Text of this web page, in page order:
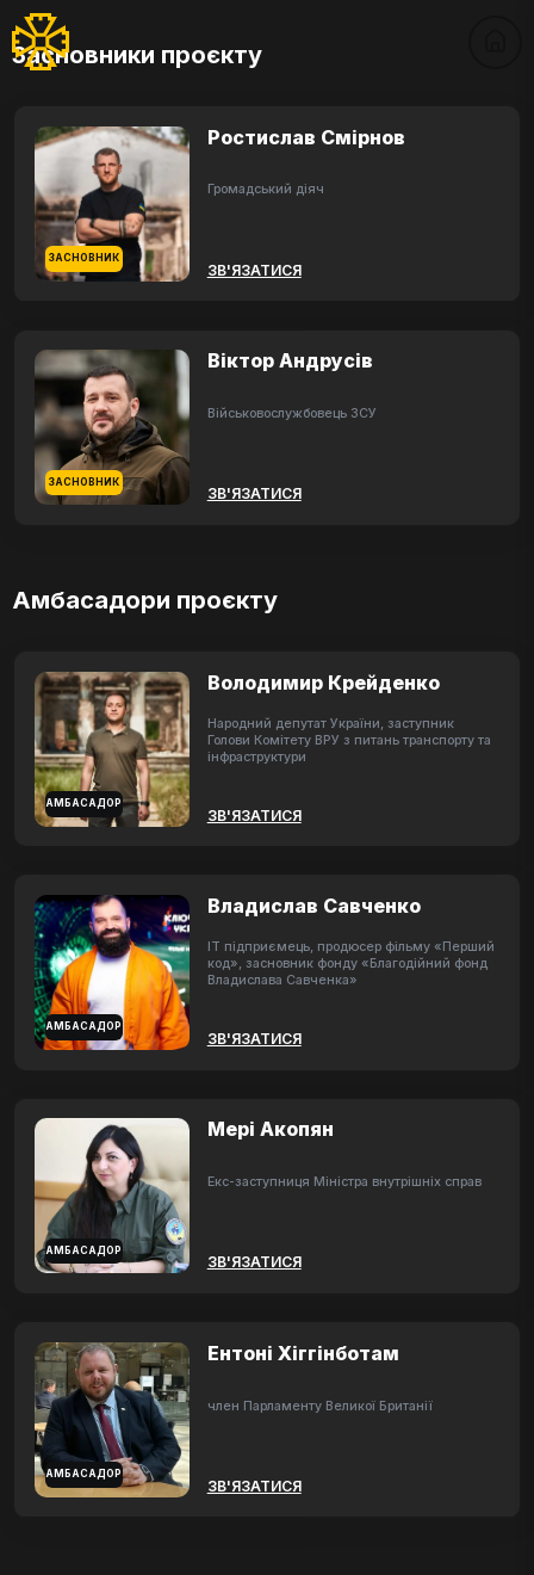
Засновники проєкту
ЗАСНОВНИК
Ростислав Смірнов
Громадський діяч
ЗВ'ЯЗАТИСЯ
ЗАСНОВНИК
Віктор Андрусів
Військовослужбовець ЗСУ
ЗВ'ЯЗАТИСЯ
Амбасадори проєкту
АМБАСАДОР
Володимир Крейденко
Народний депутат України, заступник
Голови Комітету ВРУ з питань транспорту та
інфраструктури
ЗВ'ЯЗАТИСЯ
АМБАСАДОР
Владислав Савченко
ІТ підприємець, продюсер фільму «Перший
код», засновник фонду «Благодійний фонд
Владислава Савченка»
ЗВ'ЯЗАТИСЯ
АМБАСАДОР
Мері Акопян
Екс-заступниця Міністра внутрішніх справ
ЗВ'ЯЗАТИСЯ
АМБАСАДОР
Ентоні Хіггінботам
член Парламенту Великої Британії
ЗВ'ЯЗАТИСЯ